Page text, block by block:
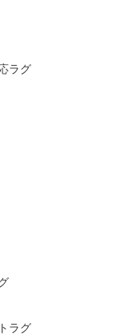
ラグ
ラグ